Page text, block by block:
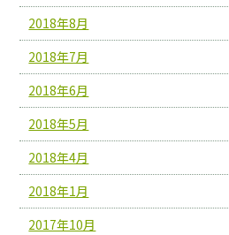
2018年8月
2018年7月
2018年6月
2018年5月
2018年4月
2018年1月
2017年10月